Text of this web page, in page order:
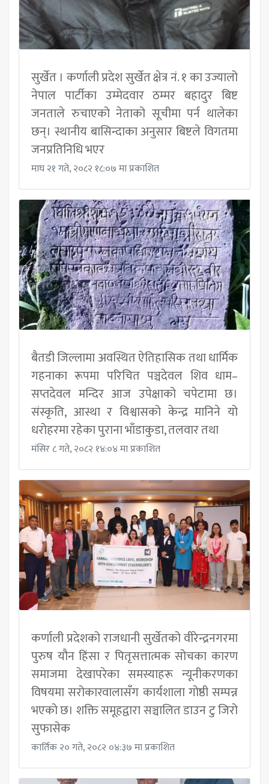
सुर्खेत । कर्णाली प्रदेश सुर्खेत क्षेत्र नं. १ का उज्यालो
नेपाल पार्टीका उम्मेदवार ठम्मर बहादुर बिष्ट
जनताले रुचाएको नेताको सूचीमा पर्न थालेका
छन्। स्थानीय बासिन्दाका अनुसार बिष्टले विगतमा
जनप्रतिनिधि भएर
माघ २१ गते, २०८२ १८:०७ मा प्रकाशित
बैतडी जिल्लामा अवस्थित ऐतिहासिक तथा धार्मिक
गहनाका रूपमा परिचित पञ्चदेवल शिव धाम–
सप्तदेवल मन्दिर आज उपेक्षाको चपेटामा छ।
संस्कृति, आस्था र विश्वासको केन्द्र मानिने यो
धरोहरमा रहेका पुराना भाँडाकुडा, तलवार तथा
मंसिर ८ गते, २०८२ १४:०४ मा प्रकाशित
कर्णाली प्रदेशको राजधानी सुर्खेतको वीरेन्द्रनगरमा
पुरुष यौन हिंसा र पितृसत्तात्मक सोचका कारण
समाजमा देखापरेका समस्याहरू न्यूनीकरणका
विषयमा सरोकारवालासँग कार्यशाला गोष्ठी सम्पन्न
भएको छ। शक्ति समूहद्वारा सञ्चालित डाउन टु जिरो
सुफासेक
कार्तिक २० गते, २०८२ ०४:३७ मा प्रकाशित